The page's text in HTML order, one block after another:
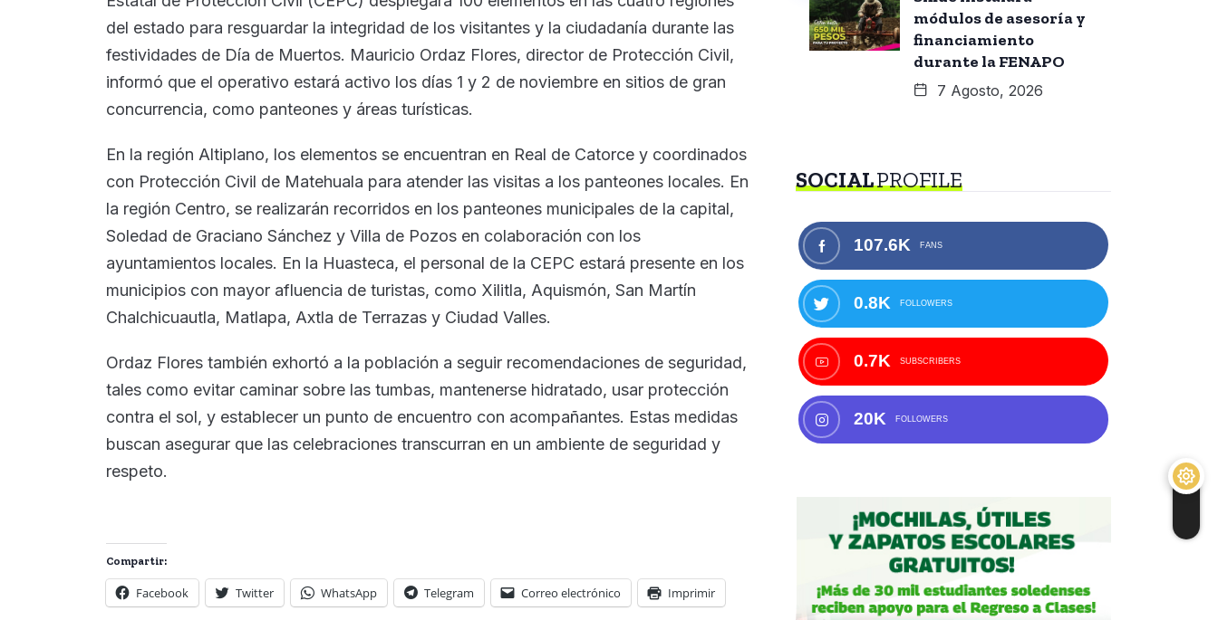
del estado para resguardar la integridad de los visitantes y la ciudadanía durante las
festividades de Día de Muertos. Mauricio Ordaz Flores, director de Protección Civil,
informó que el operativo estará activo los días 1 y 2 de noviembre en sitios de gran
concurrencia, como panteones y áreas turísticas.
En la región Altiplano, los elementos se encuentran en Real de Catorce y coordinados
con Protección Civil de Matehuala para atender las visitas a los panteones locales. En
la región Centro, se realizarán recorridos en los panteones municipales de la capital,
Soledad de Graciano Sánchez y Villa de Pozos en colaboración con los
ayuntamientos locales. En la Huasteca, el personal de la CEPC estará presente en los
municipios con mayor afluencia de turistas, como Xilitla, Aquismón, San Martín
Chalchicuautla, Matlapa, Axtla de Terrazas y Ciudad Valles.
Ordaz Flores también exhortó a la población a seguir recomendaciones de seguridad,
tales como evitar caminar sobre las tumbas, mantenerse hidratado, usar protección
contra el sol, y establecer un punto de encuentro con acompañantes. Estas medidas
buscan asegurar que las celebraciones transcurran en un ambiente de seguridad y
respeto.
Compartir:
Facebook Twitter WhatsApp Telegram Correo electrónico Imprimir
módulos de asesoría y
financiamiento
durante la FENAPO
7 Agosto, 2026
SOCIALPROFILE
107.6K FANS
0.8K FOLLOWERS
0.7K SUBSCRIBERS
20K FOLLOWERS